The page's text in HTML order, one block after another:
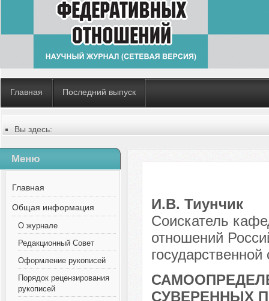
Главная Последний выпуск
Вы здесь:
Содержание выпусков
№ 8 (101), 2023
Русский
Выпуск 1, 2011
Статья 1-16
Меню
Главная
Общая информация
О журнале
Редакционный Совет
Оформление рукописей
Порядок рецензирования
рукописей
И.В. Тиунчик
Соискатель
отношений
СУВЕРЕННЫХ